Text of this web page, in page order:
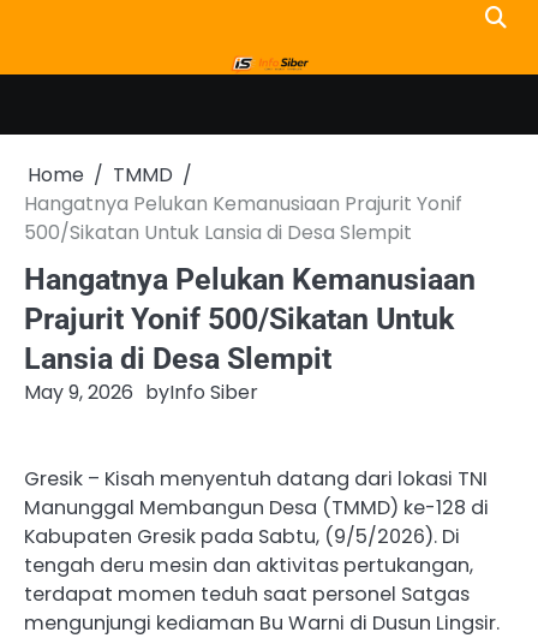
content
Home
TMMD
Hangatnya Pelukan Kemanusiaan Prajurit Yonif
500/Sikatan Untuk Lansia di Desa Slempit
Hangatnya Pelukan Kemanusiaan
Prajurit Yonif 500/Sikatan Untuk
Lansia di Desa Slempit
May 9, 2026 byInfo Siber
Gresik – Kisah menyentuh datang dari lokasi TNI
Manunggal Membangun Desa (TMMD) ke-128 di
Kabupaten Gresik pada Sabtu, (9/5/2026). Di
tengah deru mesin dan aktivitas pertukangan,
terdapat momen teduh saat personel Satgas
mengunjungi kediaman Bu Warni di Dusun Lingsir.